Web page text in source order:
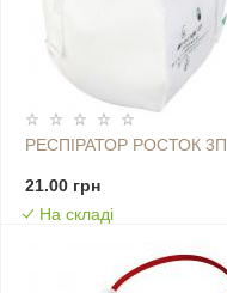
РЕСПІРАТОР РОСТОК 3П
21.00 грн
На складі